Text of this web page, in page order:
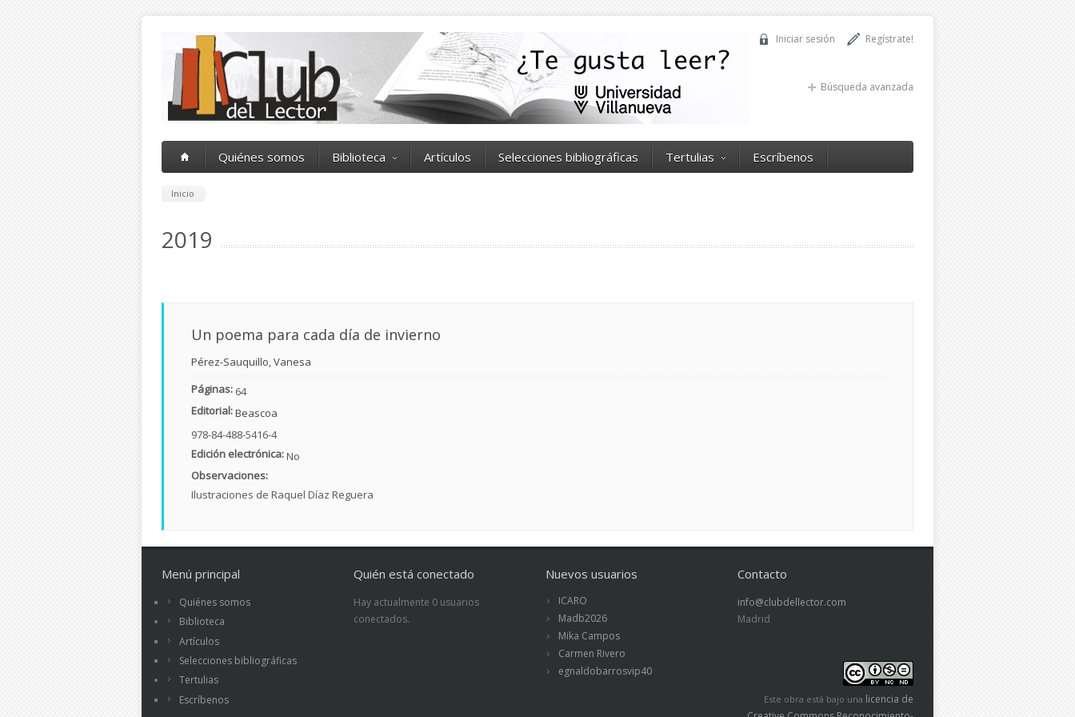
Regístrate!
Iniciar sesión
Búsqueda avanzada
Quiénes somos Biblioteca Artículos Selecciones bibliográficas Tertulias Escríbenos
Inicio
2019
Un poema para cada día de invierno
Pérez-Sauquillo, Vanesa
Páginas: 64
Editorial:Beascoa
978-84-488-5416-4
Edición electrónica:No
Observaciones:
Ilustraciones de Raquel Díaz Reguera
Menú principal
Quiénes somos
Biblioteca
Artículos
Selecciones bibliográficas
Tertulias
Escríbenos
Quién está conectado
Hay actualmente 0 usuarios
conectados.
Nuevos usuarios
ICARO
Madb2026
Mika Campos
Carmen Rivero
egnaldobarrosvip40
Contacto
info@clubdellector.com
Madrid
Este obra está bajo una licencia de